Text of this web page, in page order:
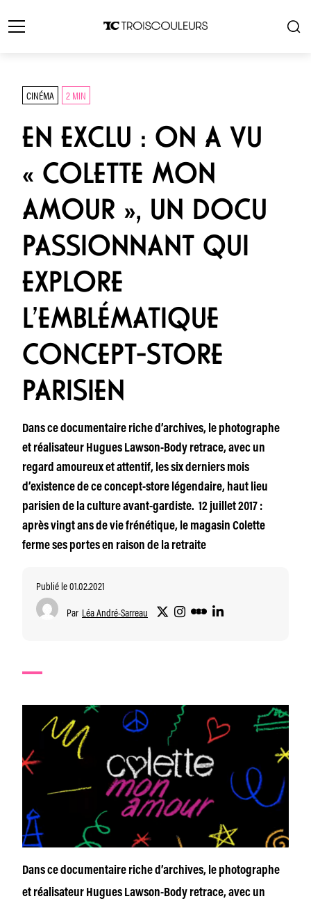
CINÉMA 2 MIN
EN EXCLU : ON A VU
« COLETTE MON
AMOUR », UN DOCU
PASSIONNANT QUI
EXPLORE
L’EMBLÉMATIQUE
CONCEPT-STORE
PARISIEN
Dans ce documentaire riche d’archives, le photographe
et réalisateur Hugues Lawson-Body retrace, avec un
regard amoureux et attentif, les six derniers mois
d’existence de ce concept-store légendaire, haut lieu
parisien de la culture avant-gardiste. 12 juillet 2017 :
après vingt ans de vie frénétique, le magasin Colette
ferme ses portes en raison de la retraite
Publié le 01.02.2021
Par Léa André-Sarreau
Dans ce documentaire riche d’archives, le photographe
et réalisateur Hugues Lawson-Body retrace, avec un